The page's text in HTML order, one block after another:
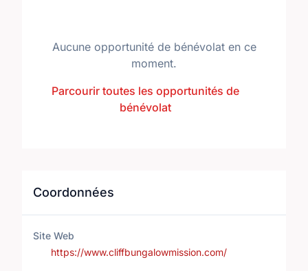
Aucune opportunité de bénévolat en ce
moment.
Parcourir toutes les opportunités de
bénévolat
Coordonnées
Site Web
https://www.cliffbungalowmission.com/